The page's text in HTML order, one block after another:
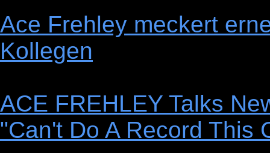
Ace Frehley meckert
Kollegen
ACE FREHLEY Talks
"Can't Do A Record This